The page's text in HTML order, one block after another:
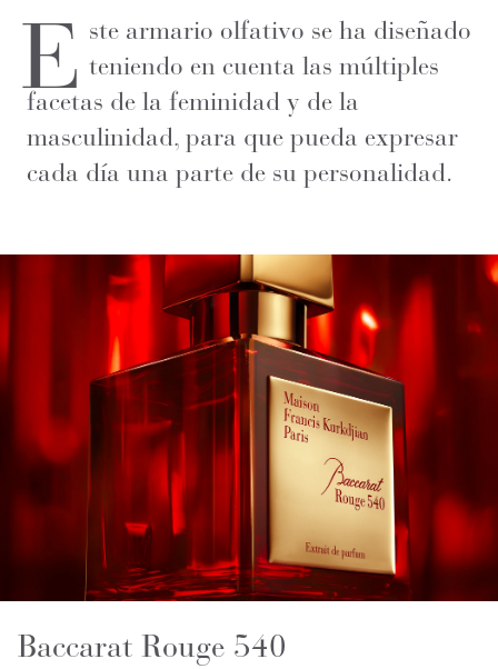
E ste armario olfativo se ha diseñado
teniendo en cuenta las múltiples
facetas de la feminidad y de la
masculinidad, para que pueda expresar
cada día una parte de su personalidad.
Baccarat Rouge 540